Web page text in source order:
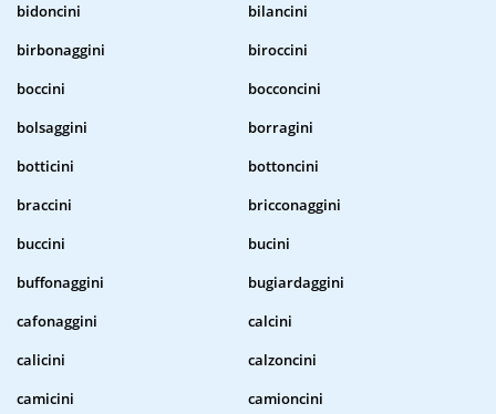
bidoncini
bilancini
birbonaggini
biroccini
boccini
bocconcini
bolsaggini
borragini
botticini
bottoncini
braccini
bricconaggini
buccini
bucini
buffonaggini
bugiardaggini
cafonaggini
calcini
calicini
calzoncini
camicini
camioncini